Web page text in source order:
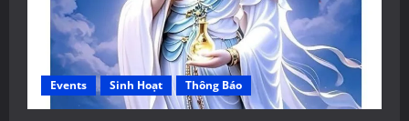
Events Sinh Hoạt Thông Báo